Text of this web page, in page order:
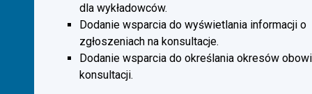
dla wykładowców.
Dodanie wsparcia do wyświetlania informacji o
zgłoszeniach na konsultacje.
Dodanie wsparcia do określania okresów
konsultacji.